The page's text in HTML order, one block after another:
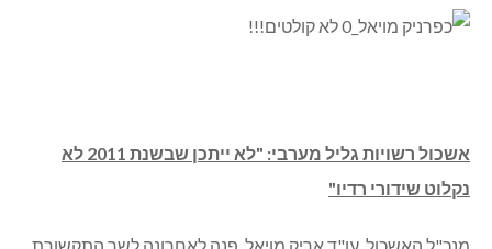
אשכול רשויות גליל מערבי: "לא ייתכן שבשנת 2011 לא
נקלוט שידורי רדיו"
מנכ"ל האשכול, עו"ד אריק מויאל, פנה לאחרונה לשר התקשורת,